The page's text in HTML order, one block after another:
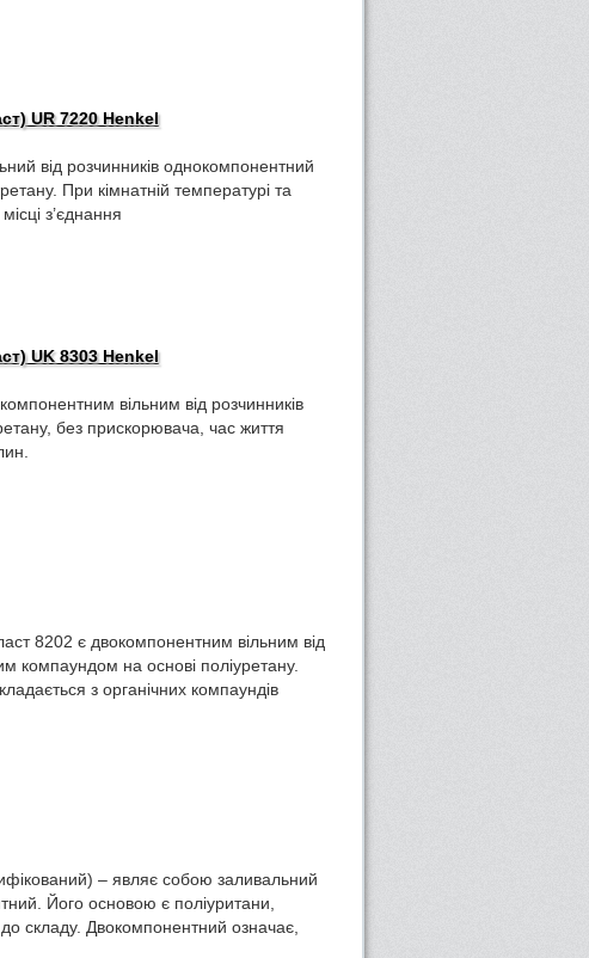
UR 7220 Henkel
від розчинників однокомпонентний
При кімнатній температурі та
з’єднання
UK 8303 Henkel
вільним від розчинників
без прискорювача, час життя
8202 є двокомпонентним вільним від
компаундом на основі поліуретану.
з органічних компаундів
– являє собою заливальний
Його основою є поліуритани,
складу. Двокомпонентний означає,